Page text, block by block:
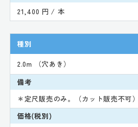
21,400 円 / 本
種別
2.0m （穴あき）
備考
＊定尺販売のみ。（カット販売不可）
価格(税別)